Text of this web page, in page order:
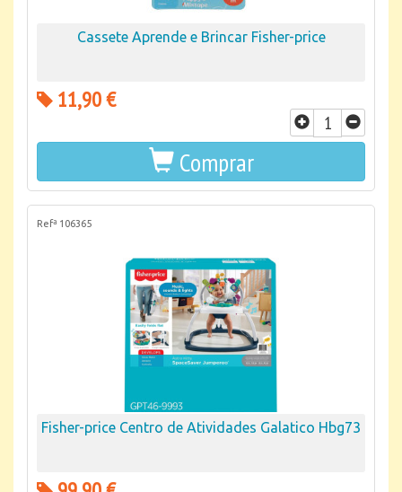
Cassete Aprende e Brincar Fisher-price
11,90 €
Comprar
Refª 106365
Fisher-price Centro de Atividades Galatico Hbg73